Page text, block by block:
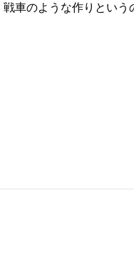
戦車のような作りとい